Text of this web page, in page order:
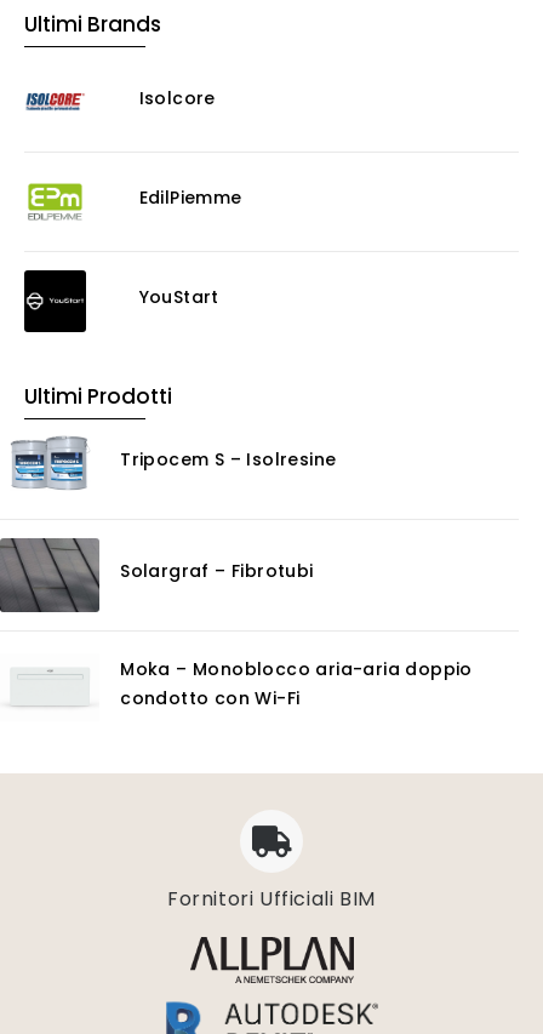
Ultimi Brands
Isolcore
EdilPiemme
YouStart
Ultimi Prodotti
Tripocem S – Isolresine
Solargraf – Fibrotubi
Moka – Monoblocco aria-aria doppio
condotto con Wi-Fi
Fornitori Ufficiali BIM